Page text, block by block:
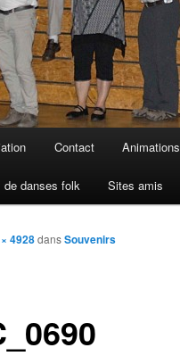
Contact Animations
de danses folk Sites amis
4928dansSouvenirs